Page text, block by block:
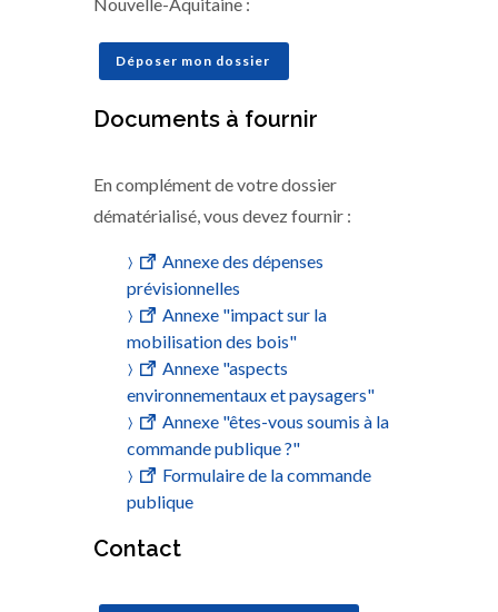
Déposer mon dossier
Documents à fournir
En complément de votre dossier
dématérialisé, vous devez fournir :
Annexe des dépenses
prévisionnelles
Annexe "impact sur la
mobilisation des bois"
Annexe "aspects
environnementaux et paysagers"
Annexe "êtes-vous soumis à la
commande publique ?"
Formulaire de la commande
publique
Contact